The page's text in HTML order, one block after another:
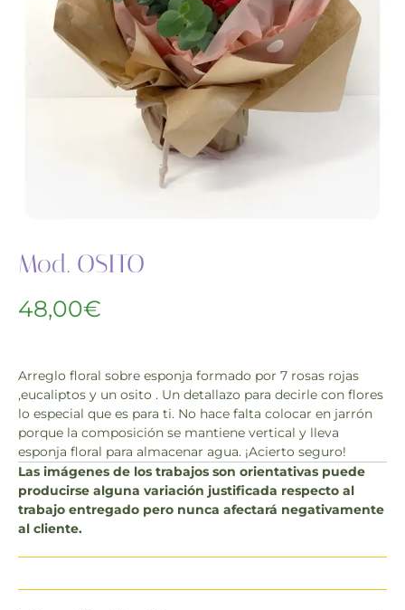
Mod. OSITO
48,00€
Arreglo floral sobre esponja formado por 7 rosas rojas
,eucaliptos y un osito . Un detallazo para decirle con flores
lo especial que es para ti. No hace falta colocar en jarrón
porque la composición se mantiene vertical y lleva
esponja floral para almacenar agua. ¡Acierto seguro!
Las imágenes de los trabajos son orientativas puede
producirse alguna variación justificada respecto al
trabajo entregado pero nunca afectará negativamente
al cliente.